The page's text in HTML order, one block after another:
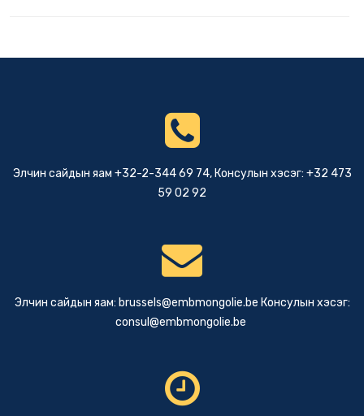
Элчин сайдын яам +32-2-344 69 74, Консулын хэсэг: +32 473
59 02 92
Элчин сайдын яам: brussels@embmongolie.be Консулын хэсэг:
consul@embmongolie.be